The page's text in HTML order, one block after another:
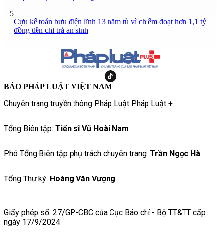
5
Cựu kế toán bưu điện lĩnh 13 năm tù vì chiếm đoạt hơn 1,1 tỷ
đồng tiền chi trả an sinh
BÁO PHÁP LUẬT VIỆT NAM
Chuyên trang truyền thông Pháp Luật Pháp Luật +
Tổng Biên tập: Tiến sĩ Vũ Hoài Nam
Phó Tổng Biên tập phụ trách chuyên trang: Trần Ngọc Hà
Tổng Thư ký: Hoàng Văn Vượng
Giấy phép số: 27/GP-CBC của Cục Báo chí - Bộ TT&TT cấp
ngày 17/9/2024